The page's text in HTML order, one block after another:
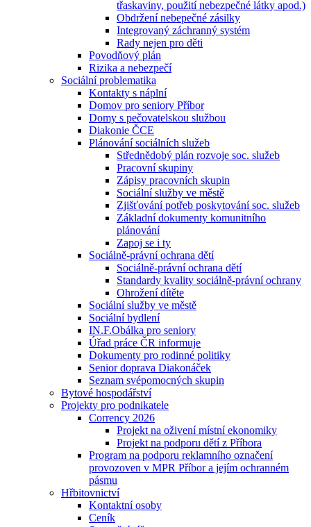
třaskaviny, použití nebezpečné látky apod.)
Obdržení nebepečné zásilky
Integrovaný záchranný systém
Rady nejen pro děti
Povodňový plán
Rizika a nebezpečí
Sociální problematika
Kontakty s náplní
Domov pro seniory Příbor
Domy s pečovatelskou službou
Diakonie ČCE
Plánování sociálních služeb
Střednědobý plán rozvoje soc. služeb
Pracovní skupiny
Zápisy pracovních skupin
Sociální služby ve městě
Zjišťování potřeb poskytování soc. služeb
Základní dokumenty komunitního
plánování
Zapoj se i ty
Sociálně-právní ochrana dětí
Sociálně-právní ochrana dětí
Standardy kvality sociálně-právní ochrany
Ohrožení dítěte
Sociální služby ve městě
Sociální bydlení
IN.F.Obálka pro seniory
Úřad práce ČR informuje
Dokumenty pro rodinné politiky
Senior doprava Diakonáček
Seznam svépomocných skupin
Bytové hospodářství
Projekty pro podnikatele
Corrency 2026
Projekt na oživení místní ekonomiky
Projekt na podporu dětí z Příbora
Program na podporu reklamního označení
provozoven v MPR Příbor a jejím ochranném
pásmu
Hřbitovnictví
Kontaktní osoby
Ceník